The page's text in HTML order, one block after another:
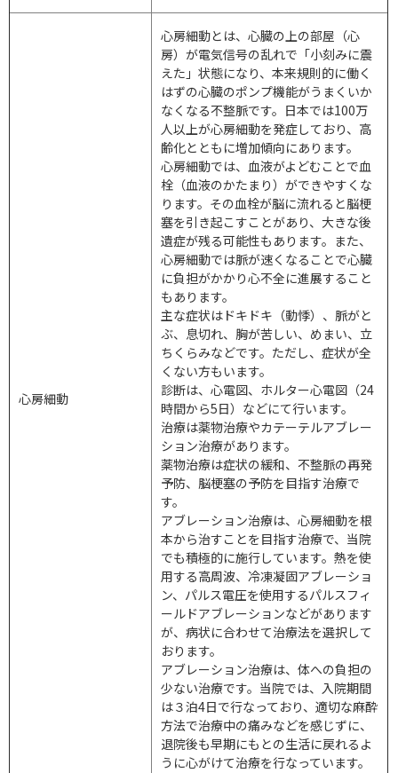
心房細動
心房細動とは、心臓の上の部屋（心
房）が電気信号の乱れで「小刻みに震
えた」状態になり、本来規則的に働く
はずの心臓のポンプ機能がうまくいか
なくなる不整脈です。日本では100万
人以上が心房細動を発症しており、高
齢化とともに増加傾向にあります。
心房細動では、血液がよどむことで血
栓（血液のかたまり）ができやすくな
ります。その血栓が脳に流れると脳梗
塞を引き起こすことがあり、大きな後
遺症が残る可能性もあります。また、
心房細動では脈が速くなることで心臓
に負担がかかり心不全に進展すること
もあります。
主な症状はドキドキ（動悸）、脈がと
ぶ、息切れ、胸が苦しい、めまい、立
ちくらみなどです。ただし、症状が全
くない方もいます。
診断は、心電図、ホルター心電図（24
時間から5日）などにて行います。
治療は薬物治療やカテーテルアブレー
ション治療があります。
薬物治療は症状の緩和、不整脈の再発
予防、脳梗塞の予防を目指す治療で
す。
アブレーション治療は、心房細動を根
本から治すことを目指す治療で、当院
でも積極的に施行しています。熱を使
用する高周波、冷凍凝固アブレーショ
ン、パルス電圧を使用するパルスフィ
ールドアブレーションなどがあります
が、病状に合わせて治療法を選択して
おります。
アブレーション治療は、体への負担の
少ない治療です。当院では、入院期間
は３泊4日で行なっており、適切な麻酔
方法で治療中の痛みなどを感じずに、
退院後も早期にもとの生活に戻れるよ
うに心がけて治療を行なっています。